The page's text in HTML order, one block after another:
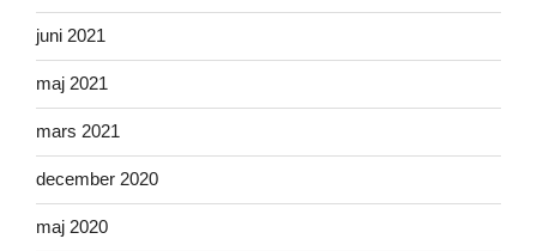
juni 2021
maj 2021
mars 2021
december 2020
maj 2020